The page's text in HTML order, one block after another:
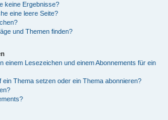
keine Ergebnisse?
eine leere Seite?
und Themen finden?
einem Lesezeichen und einem Abonnements für ein
Thema setzen oder ein Thema abonnieren?